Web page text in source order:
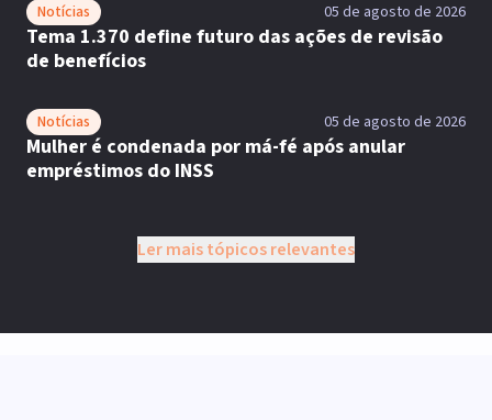
Notícias 05 de agosto de 2026
Tema 1.370 define futuro das ações de revisão
de benefícios
Notícias 05 de agosto de 2026
Mulher é condenada por má-fé após anular
empréstimos do INSS
Ler mais tópicos relevantes